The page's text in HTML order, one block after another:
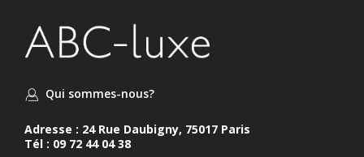
Qui sommes-nous?
Adresse : 24 Rue Daubigny, 75017 Paris
Tél : 09 72 44 04 38